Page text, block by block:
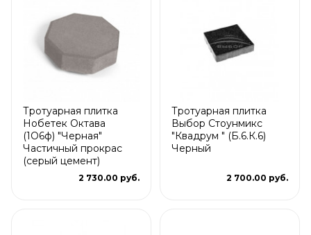
Тротуарная плитка
Нобетек Октава
(1О6ф) "Черная"
Частичный прокрас
(серый цемент)
2 730.00 руб.
Тротуарная плитка
Выбор Стоунмикс
"Квадрум " (Б.6.К.6)
Черный
2 700.00 руб.